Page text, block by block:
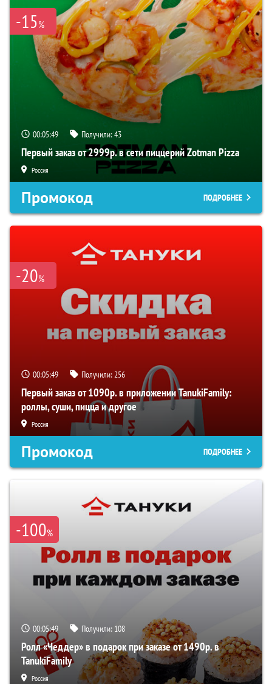
-15%
00:05:49 Получили:43
Первый заказ от 2999р. в сети пиццерий Zotman Pizza
Россия
Промокод ПОДРОБНЕЕ
-20%
00:05:49 Получили:256
Первый заказ от 1090р. в приложении TanukiFamily:
роллы, суши, пицца и другое
Россия
Промокод ПОДРОБНЕЕ
-100%
00:05:49 Получили: 108
Ролл «Чеддер» в подарок при заказе от 1490р. в
TanukiFamily
Россия